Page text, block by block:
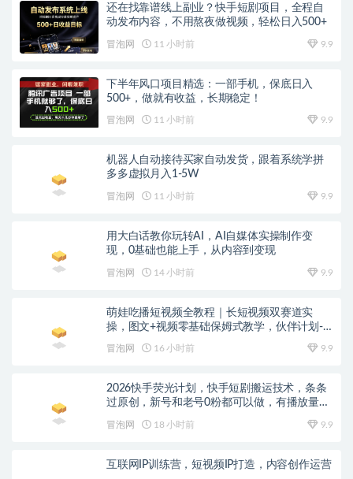
还在找靠谱线上副业？快手短剧项目，全程自
动发布内容，不用熬夜做视频，轻松日入500+
冒泡网 11 小时前 9.9
下半年风口项目精选：一部手机，保底日入
500+，做就有收益，长期稳定！
冒泡网 11 小时前 9.9
机器人自动接待买家自动发货，跟着系统学拼
多多虚拟月入1-5W
冒泡网 11 小时前 9.9
用大白话教你玩转AI，AI自媒体实操制作变
现，0基础也能上手，从内容到变现
冒泡网 14 小时前 9.9
萌娃吃播短视频全教程｜长短视频双赛道实
操，图文+视频零基础保姆式教学，伙伴计划-
冒泡网 16 小时前 9.9
2026快手荧光计划，快手短剧搬运技术，条条
过原创，新号和老号0粉都可以做，有播放量就
冒泡网 18 小时前 9.9
互联网IP训练营，短视频IP打造，内容创作运营